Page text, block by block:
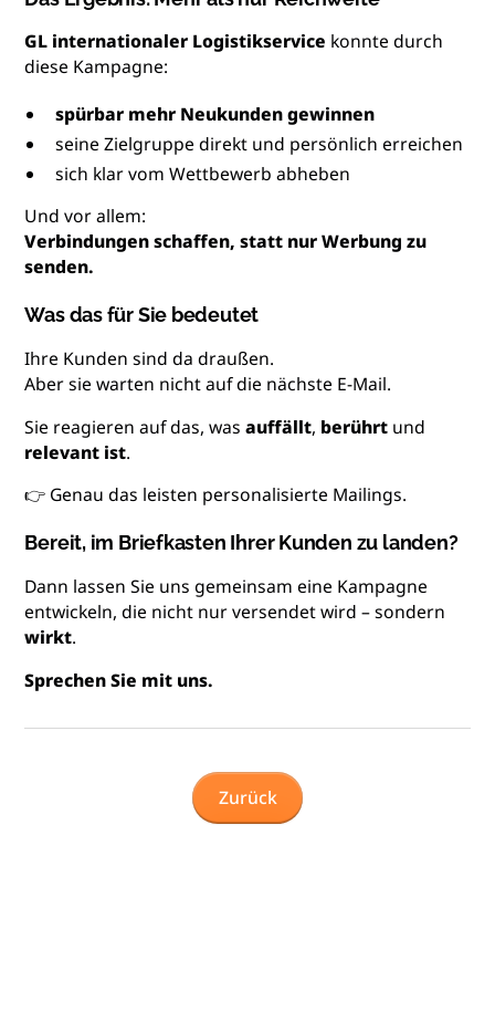
GL internationaler Logistikservice konnte durch
diese Kampagne:
spürbar mehr Neukunden gewinnen
seine Zielgruppe direkt und persönlich erreichen
sich klar vom Wettbewerb abheben
Und vor allem:
Verbindungen schaffen, statt nur Werbung zu
senden.
Was das für Sie bedeutet
Ihre Kunden sind da draußen.
Aber sie warten nicht auf die nächste E-Mail.
Sie reagieren auf das, wasauffällt, berührt und
relevant ist.
👉 Genau das leisten personalisierte Mailings.
Bereit, im Briefkasten Ihrer Kunden zu landen?
Dann lassen Sie uns gemeinsam eine Kampagne
entwickeln, die nicht nur versendet wird – sondern
wirkt.
Sprechen Sie mit uns.
Zurück